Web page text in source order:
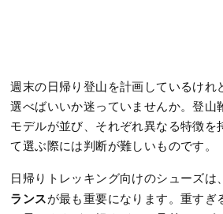
週末の日帰り登山を計画しているけれ
選べばいいか迷っていませんか。登山
モデルが並び、それぞれ異なる特徴を
て選ぶ際には判断が難しいものです。
日帰りトレッキング向けのシューズは、
ランスが最も重要になります。重すぎ